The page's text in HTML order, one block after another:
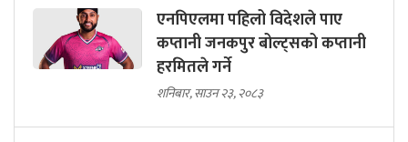
एनपिएलमा पहिलो विदेशले पाए
कप्तानी जनकपुर बोल्ट्सको कप्तानी
हरमितले गर्ने
शनिबार, साउन २३, २०८३